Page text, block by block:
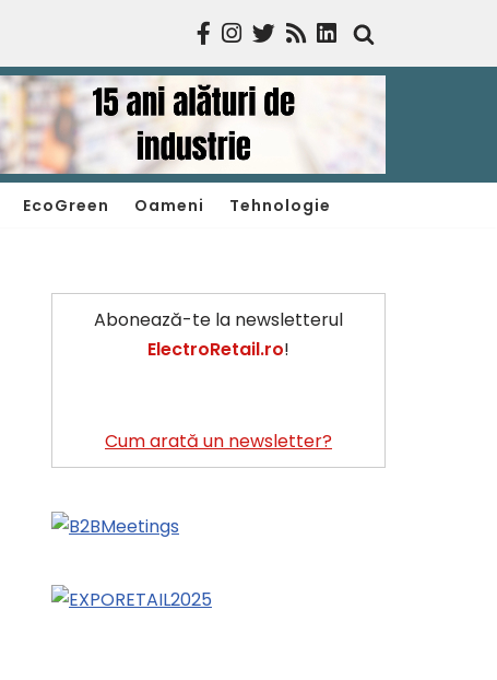
EcoGreen Oameni Tehnologie
Abonează-te la newsletterul
ElectroRetail.ro!
Cum arată un newsletter?